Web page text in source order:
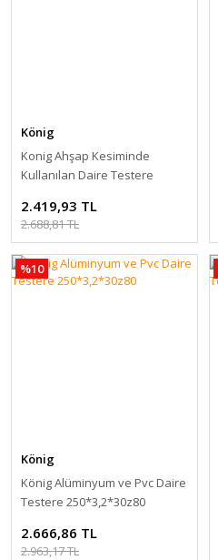
König
Konig Ahşap Kesiminde
Kullanılan Daire Testere
2.419,93 TL
2.688,81 TL
%10
König
König Alüminyum ve Pvc Daire
Testere 250*3,2*30z80
2.666,86 TL
2.963,17 TL